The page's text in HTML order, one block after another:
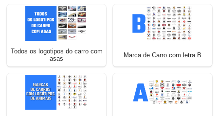
Todos os logotipos do carro com
asas
Marca de Carro com letra B